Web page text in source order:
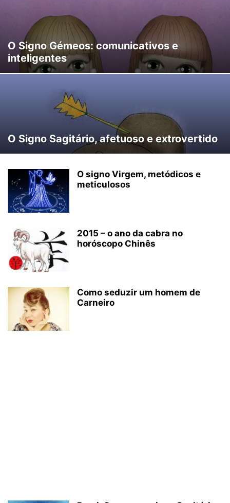
O Signo Gémeos: comunicativos e
inteligentes
O Signo Sagitário, afetuoso e extrovertido
O signo Virgem, metódicos e
meticulosos
2015 – o ano da cabra no
horóscopo Chinês
Como seduzir um homem de
Carneiro